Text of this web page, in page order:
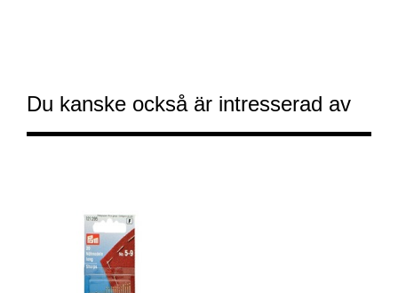
Du kanske också är intresserad av